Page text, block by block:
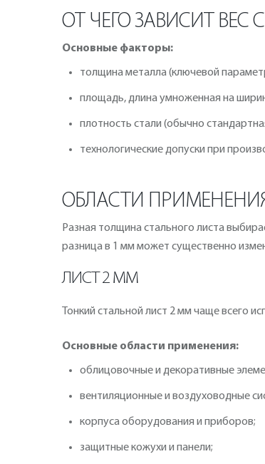
ОТ ЧЕГО ЗАВИСИТ ВЕС
Основные факторы:
толщина металла (ключевой
площадь, длина умноженная на
плотность стали (обычно
технологические допуски при
ОБЛАСТИ
Разная толщина стального листа
разница в 1 мм может существенно
ЛИСТ 2 ММ
Тонкий стальной лист 2 мм чаще всего
Основные области применения:
облицовочные и декоративные
вентиляционные и воздуховодные
корпуса оборудования и приборов;
защитные кожухи и панели;